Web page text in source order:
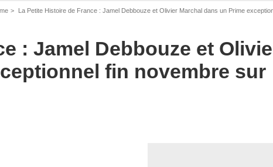
La Petite Histoire de France : Jamel Debbouze et Olivier Marchal dans un Prime exceptionnel fin
: Jamel Debbouze et
fin novembre sur
cet article